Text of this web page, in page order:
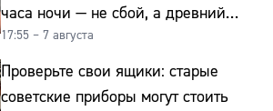
часа ночи — не сбой, а древний
биологический ритм
17:55 – 7 августа
Проверьте свои ящики: старые
советские приборы могут стоить